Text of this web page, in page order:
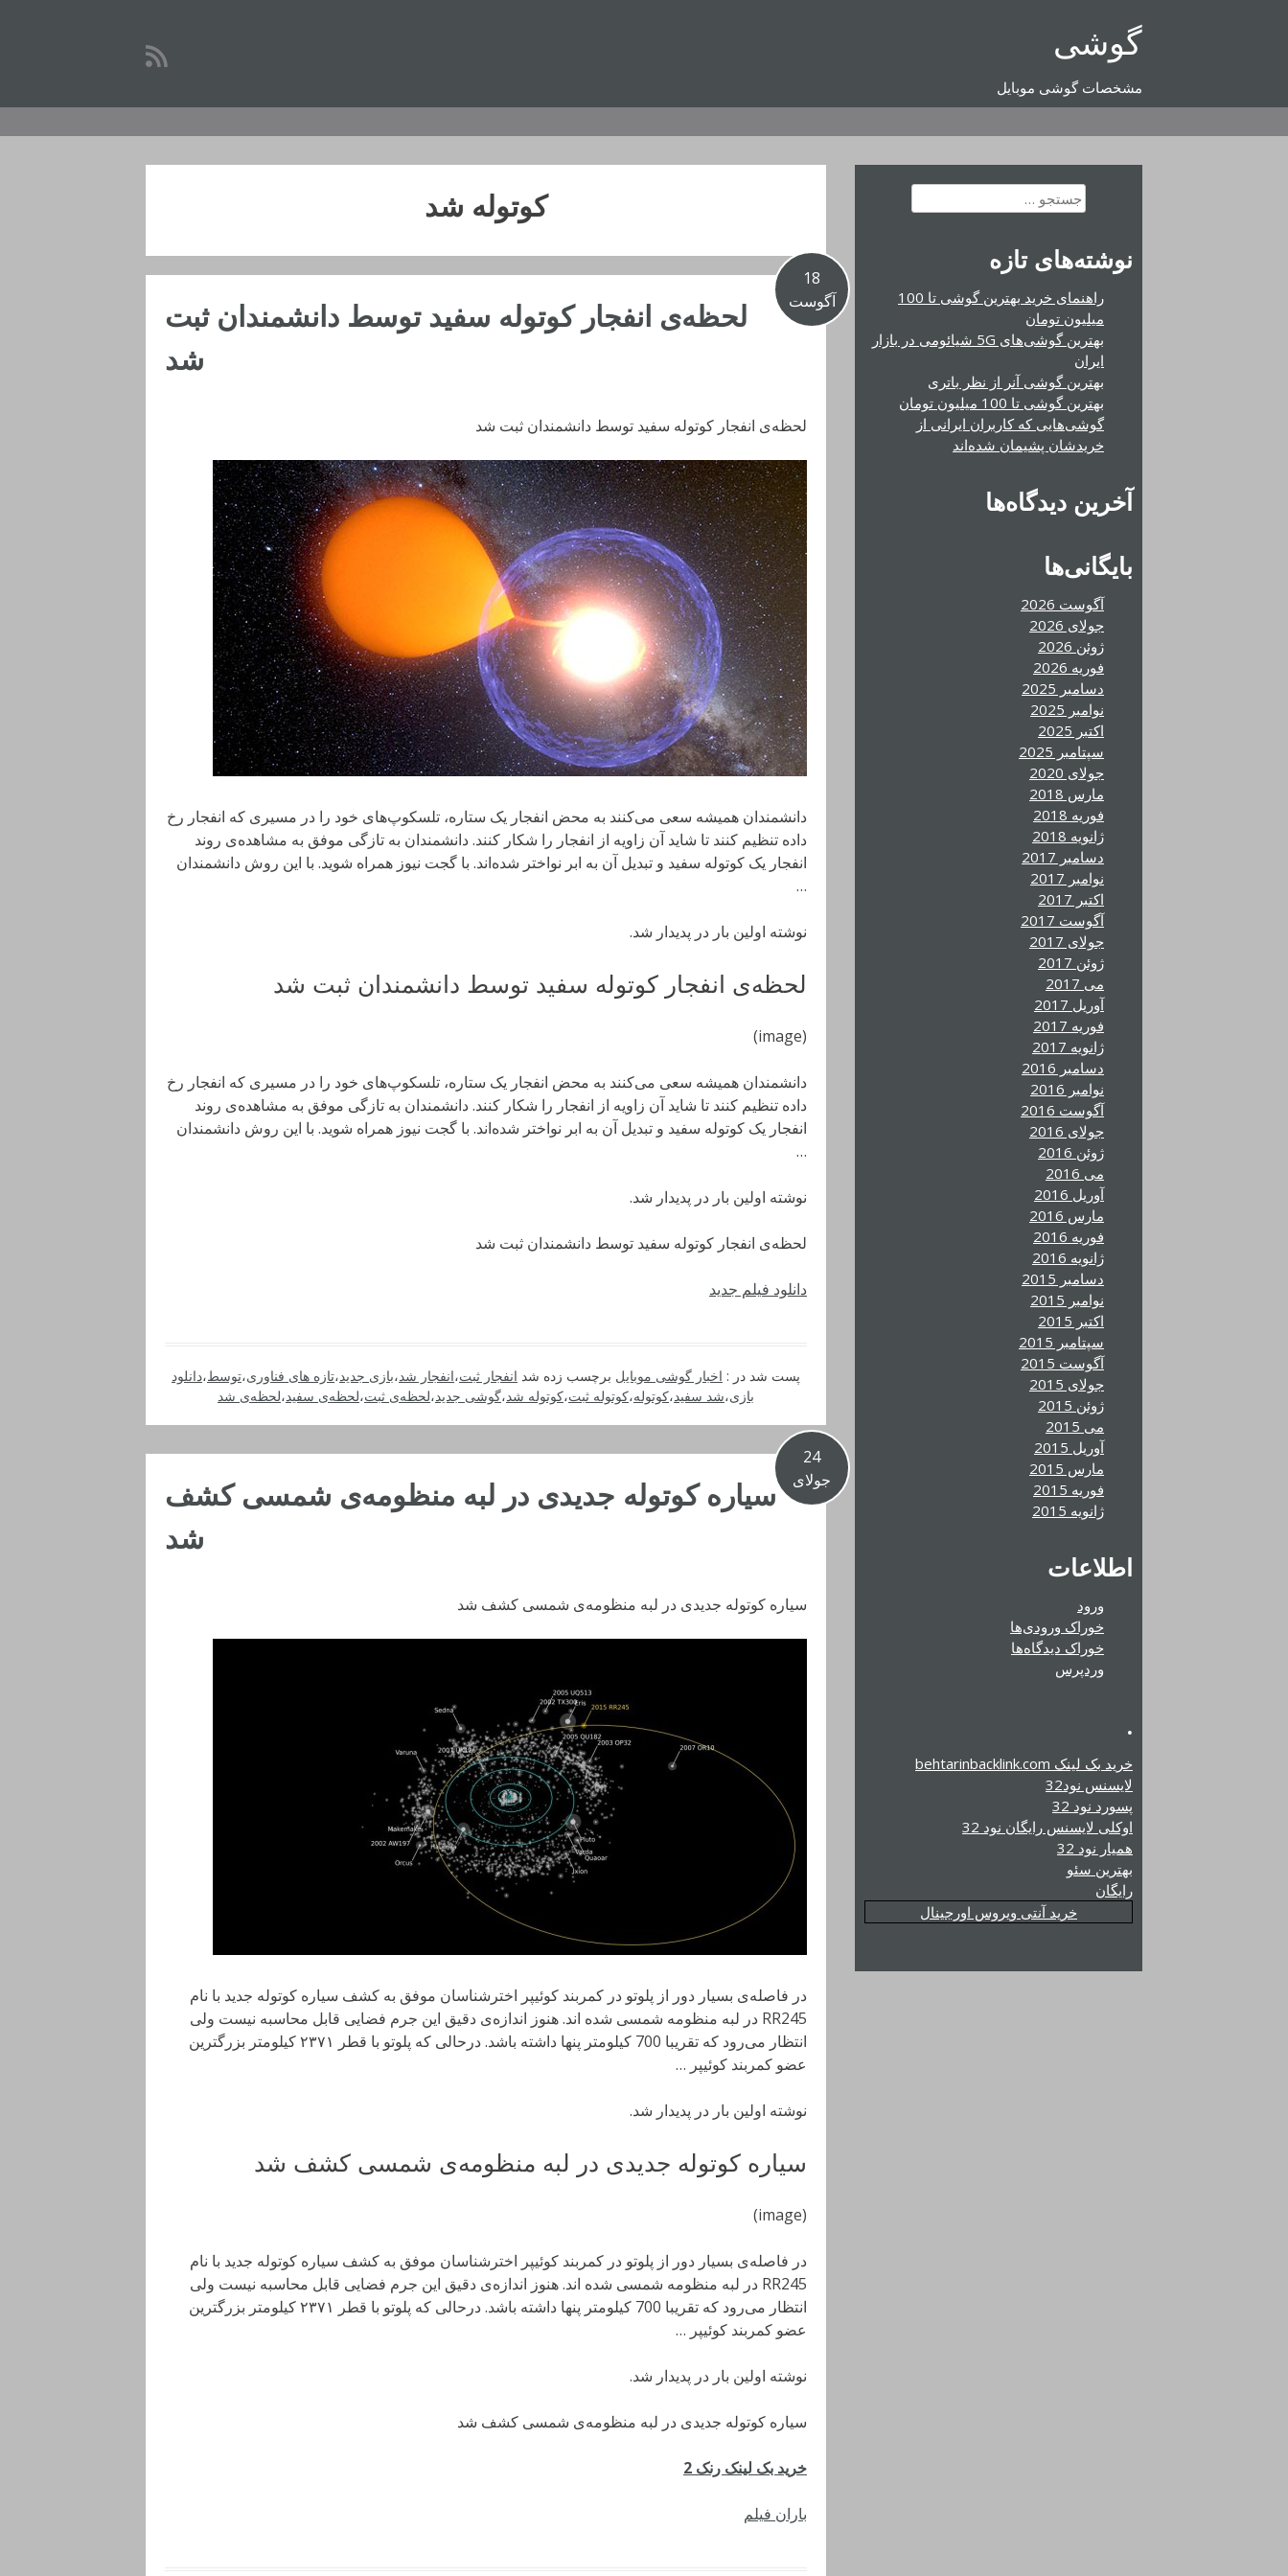
گوشی
مشخصات گوشی موبایل
کوتوله شد
18
آگوست
لحظه‌ی انفجار کوتوله سفید توسط دانشمندان ثبت
شد
لحظه‌ی انفجار کوتوله سفید توسط دانشمندان ثبت شد
دانشمندان همیشه سعی می‌کنند به محض انفجار یک ستاره، تلسکوپ‌های خود را در مسیری که انفجار رخ
داده تنظیم کنند تا شاید آن زاویه از انفجار را شکار کنند. دانشمندان به تازگی موفق به مشاهده‌ی روند
انفجار یک کوتوله سفید و تبدیل آن به ابر نواختر شده‌اند. با گجت نیوز همراه شوید. با این روش دانشمندان
…
نوشته اولین بار در پدیدار شد.
لحظه‌ی انفجار کوتوله سفید توسط دانشمندان ثبت شد
(image)
دانشمندان همیشه سعی می‌کنند به محض انفجار یک ستاره، تلسکوپ‌های خود را در مسیری که انفجار رخ
داده تنظیم کنند تا شاید آن زاویه از انفجار را شکار کنند. دانشمندان به تازگی موفق به مشاهده‌ی روند
انفجار یک کوتوله سفید و تبدیل آن به ابر نواختر شده‌اند. با گجت نیوز همراه شوید. با این روش دانشمندان
…
نوشته اولین بار در پدیدار شد.
لحظه‌ی انفجار کوتوله سفید توسط دانشمندان ثبت شد
دانلود فیلم جدید
پست شد در : اخبار گوشی موبایل برچسب زده شد انفجار ثبت،انفجار شد،بازی جدید،تازه های فناوری،توسط،دانلود
بازی،شد سفید،کوتوله،کوتوله ثبت،کوتوله شد،گوشی جدید،لحظه‌ی ثبت،لحظه‌ی سفید،لحظه‌ی شد
24
جولای
سیاره کوتوله جدیدی در لبه‌ منظومه‌ی شمسی کشف
شد
سیاره کوتوله جدیدی در لبه‌ منظومه‌ی شمسی کشف شد
در فاصله‌ی بسیار دور از پلوتو در کمربند کوئیپر اخترشناسان موفق به کشف سیاره کوتوله جدید با نام
RR245 در لبه‌ منظومه‌ شمسی شده اند. هنوز اندازه‌ی دقیق این جرم فضایی قابل محاسبه نیست ولی
انتظار می‌رود که تقریبا 700 کیلومتر پنها داشته باشد. درحالی که پلوتو با قطر ۲۳۷۱ کیلومتر بزرگترین
عضو کمربند کوئیپر …
نوشته اولین بار در پدیدار شد.
سیاره کوتوله جدیدی در لبه‌ منظومه‌ی شمسی کشف شد
(image)
در فاصله‌ی بسیار دور از پلوتو در کمربند کوئیپر اخترشناسان موفق به کشف سیاره کوتوله جدید با نام
RR245 در لبه‌ منظومه‌ شمسی شده اند. هنوز اندازه‌ی دقیق این جرم فضایی قابل محاسبه نیست ولی
انتظار می‌رود که تقریبا 700 کیلومتر پنها داشته باشد. درحالی که پلوتو با قطر ۲۳۷۱ کیلومتر بزرگترین
عضو کمربند کوئیپر …
نوشته اولین بار در پدیدار شد.
سیاره کوتوله جدیدی در لبه‌ منظومه‌ی شمسی کشف شد
خرید بک لینک رنک 2
باران فیلم
جستجو
برای:
نوشته‌های تازه
راهنمای خرید بهترین گوشی تا 100
میلیون تومان
بهترین گوشی‌های 5G شیائومی در بازار
ایران
بهترین گوشی آنر از نظر باتری
بهترین گوشی تا 100 میلیون تومان
گوشی‌هایی که کاربران ایرانی از
خریدشان پشیمان شده‌اند
آخرین دیدگاه‌ها
بایگانی‌ها
آگوست 2026
جولای 2026
ژوئن 2026
فوریه 2026
دسامبر 2025
نوامبر 2025
اکتبر 2025
سپتامبر 2025
جولای 2020
مارس 2018
فوریه 2018
ژانویه 2018
دسامبر 2017
نوامبر 2017
اکتبر 2017
آگوست 2017
جولای 2017
ژوئن 2017
می 2017
آوریل 2017
فوریه 2017
ژانویه 2017
دسامبر 2016
نوامبر 2016
آگوست 2016
جولای 2016
ژوئن 2016
می 2016
آوریل 2016
مارس 2016
فوریه 2016
ژانویه 2016
دسامبر 2015
نوامبر 2015
اکتبر 2015
سپتامبر 2015
آگوست 2015
جولای 2015
ژوئن 2015
می 2015
آوریل 2015
مارس 2015
فوریه 2015
ژانویه 2015
اطلاعات
ورود
خوراک ورودی‌ها
خوراک دیدگاه‌ها
وردپرس
.
خرید بک لینک behtarinbacklink.com
لایسنس نود32
پسورد نود 32
اوکلی لایسنس رایگان نود 32
همیار نود 32
بهترین سئو
رایگان
خرید آنتی ویروس اورجینال